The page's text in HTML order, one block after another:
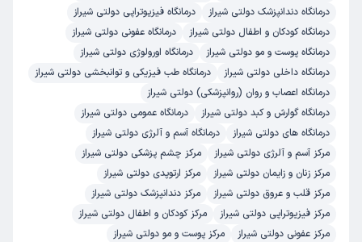
برخورد مناسب توضیحات کافی
تشخیص دقیق
پذیرش خوب
فاطمه
اینپزشکرا پیشنهاد میکنم
زمان انتظار:0-15 دقیقه
دکتر خوب وخوش اخلاق
دکتر عبداله غافری علت مراجعه : سردرد
درمانگاه دندانپزشک دولتی شیراز
درمانگاه فیزیوتراپی دولتی شیراز
درمانگاه کودکان و اطفال دولتی شیراز
درمانگاه عفونی دولتی شیراز
درمانگاه پوست و مو دولتی شیراز
درمانگاه اورولوژی دولتی شیراز
درمانگاه داخلی دولتی شیراز
درمانگاه طب فیزیکی و توانبخشی دولتی شیراز
درمانگاه اعصاب و روان (روانپزشکی) دولتی شیراز
درمانگاه گوارش و کبد دولتی شیراز
درمانگاه عمومی دولتی شیراز
درمانگاه های دولتی شیراز
درمانگاه آسم و آلرژی دولتی شیراز
مرکز آسم و آلرژی دولتی شیراز
مرکز چشم پزشکی دولتی شیراز
مرکز زنان و زایمان دولتی شیراز
مرکز ارتوپدی دولتی شیراز
مرکز قلب و عروق دولتی شیراز
مرکز دندانپزشک دولتی شیراز
مرکز فیزیوتراپی دولتی شیراز
مرکز کودکان و اطفال دولتی شیراز
مرکز عفونی دولتی شیراز
مرکز پوست و مو دولتی شیراز